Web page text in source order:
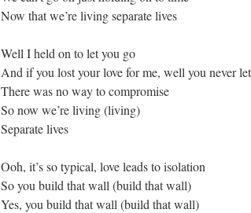
Now that we’re living separate lives
Well I held on to let you go
And if you lost your love for me, well you never
There was no way to compromise
So now we’re living (living)
Separate lives
Ooh, it’s so typical, love leads to isolation
So you build that wall (build that wall)
Yes, you build that wall (build that wall)